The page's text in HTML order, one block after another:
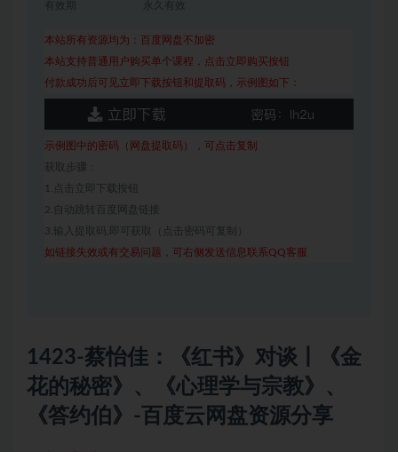
有效期 永久有效
本站所有资源均为：百度网盘不加密
本站支持普通用户购买单个课程，点击立即购买按钮
付款成功后可见立即下载按钮和提取码，示例图如下：
示例图中的密码（网盘提取码），可点击复制
获取步骤：
1.点击立即下载按钮
2.自动跳转百度网盘链接
3.输入提取码,即可获取（点击密码可复制）
如链接失效或有交易问题，可右侧发送信息联系QQ客服
1423-蔡怡佳：《红书》对谈丨《金
花的秘密》、《心理学与宗教》、
《答约伯》-百度云网盘资源分享